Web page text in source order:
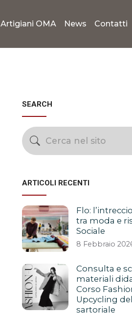
Artigiani OMA News Contatti
SEARCH
ARTICOLI RECENTI
Flo:
tra moda e
Sociale
8 Febbraio
Consulta e
materiali
Corso
Upcycling
sartoriale